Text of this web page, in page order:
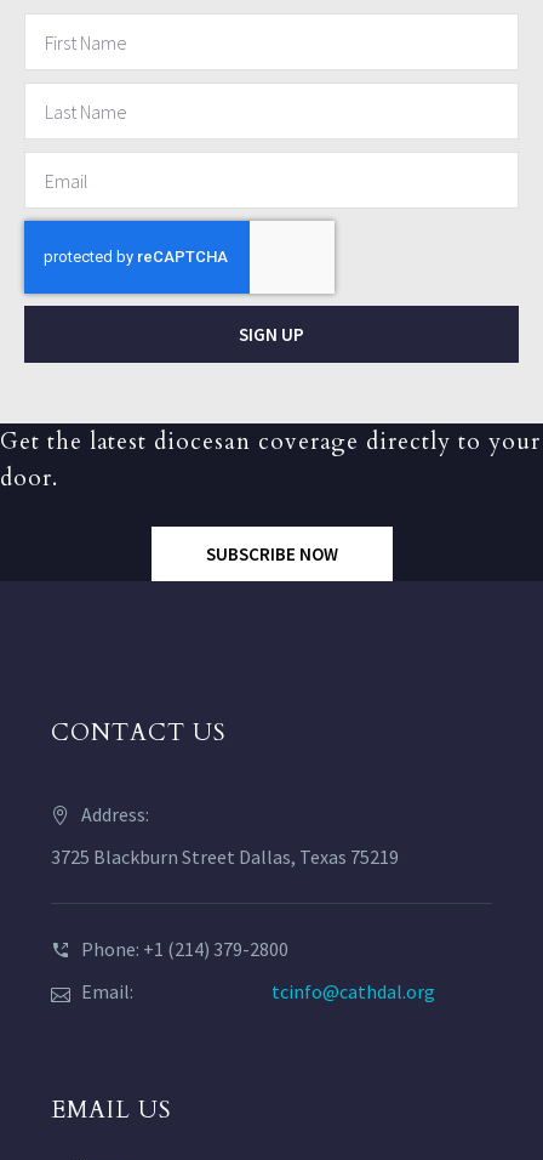
SIGN UP
Get the latest diocesan coverage directly to your
door.
SUBSCRIBE NOW
CONTACT US
Address:
3725 Blackburn Street Dallas, Texas 75219
Phone: +1 (214) 379-2800
Email:
tcinfo@cathdal.org
EMAIL US